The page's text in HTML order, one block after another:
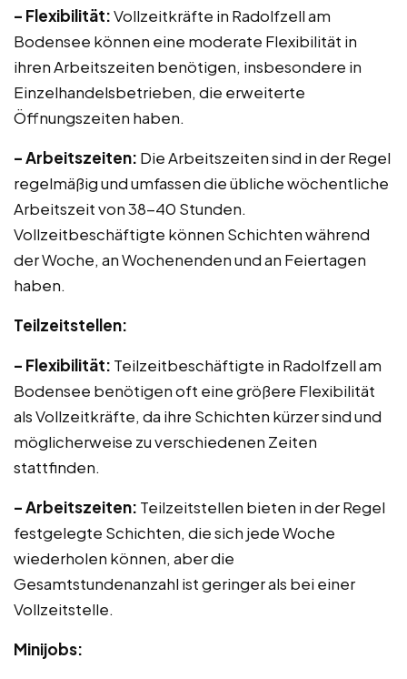
– Flexibilität:Vollzeitkräfte in Radolfzell am
Bodensee können eine moderate Flexibilität in
ihren Arbeitszeiten benötigen, insbesondere in
Einzelhandelsbetrieben, die erweiterte
Öffnungszeiten haben.
– Arbeitszeiten: Die Arbeitszeiten sind in der Regel
regelmäßig und umfassen die übliche wöchentliche
Arbeitszeit von 38-40 Stunden.
Vollzeitbeschäftigte können Schichten während
der Woche, an Wochenenden und an Feiertagen
haben.
Teilzeitstellen:
– Flexibilität: Teilzeitbeschäftigte in Radolfzell am
Bodensee benötigen oft eine größere Flexibilität
als Vollzeitkräfte, da ihre Schichten kürzer sind und
möglicherweise zu verschiedenen Zeiten
stattfinden.
– Arbeitszeiten: Teilzeitstellen bieten in der Regel
festgelegte Schichten, die sich jede Woche
wiederholen können, aber die
Gesamtstundenanzahl ist geringer als bei einer
Vollzeitstelle.
Minijobs: